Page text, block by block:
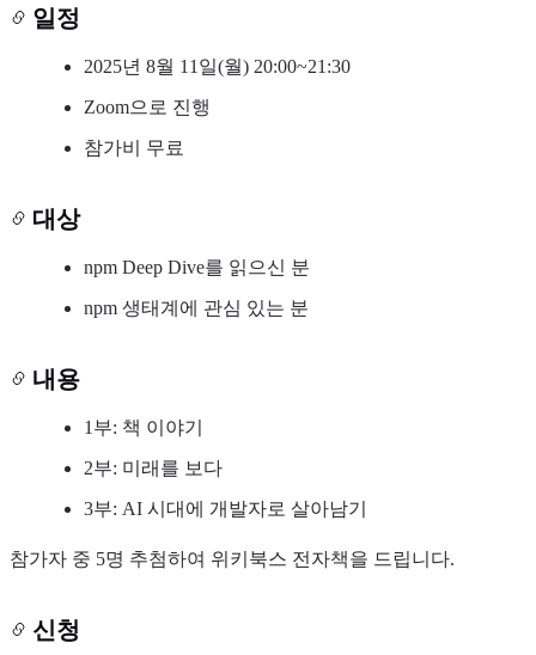
일정
2025년 8월 11일(월) 20:00~21:30
Zoom으로 진행
참가비 무료
대상
npm Deep Dive를 읽으신 분
npm 생태계에 관심 있는 분
내용
1부: 책 이야기
2부: 미래를 보다
3부: AI 시대에 개발자로 살아남기
참가자 중 5명 추첨하여 위키북스 전자책을 드립니다.
신청